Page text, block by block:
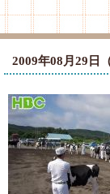
2009年08月29